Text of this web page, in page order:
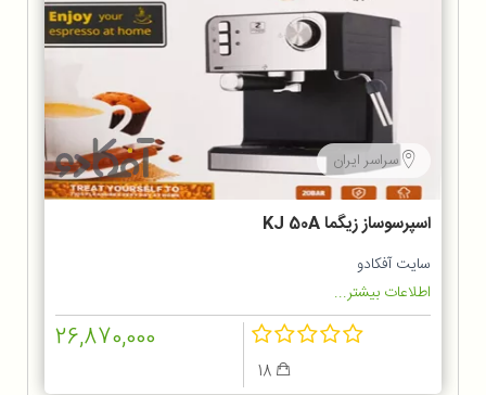
سراسر ایران
اسپرسوساز زیگما KJ 50A
سایت آفکادو
اطلاعات بیشتر...
26,870,000